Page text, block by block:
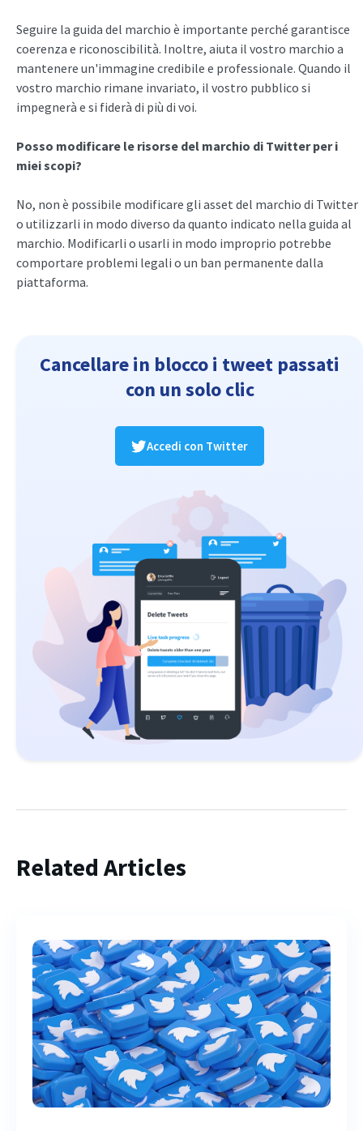
Seguire la guida del marchio è importante perché garantisce
coerenza e riconoscibilità. Inoltre, aiuta il vostro marchio a
mantenere un'immagine credibile e professionale. Quando il
vostro marchio rimane invariato, il vostro pubblico si
impegnerà e si fiderà di più di voi.
Posso modificare le risorse del marchio di Twitter per i
miei scopi?
No, non è possibile modificare gli asset del marchio di Twitter
o utilizzarli in modo diverso da quanto indicato nella guida al
marchio. Modificarli o usarli in modo improprio potrebbe
comportare problemi legali o un ban permanente dalla
piattaforma.
Cancellare in blocco i tweet passati
con un solo clic
Accedi con Twitter
Related Articles